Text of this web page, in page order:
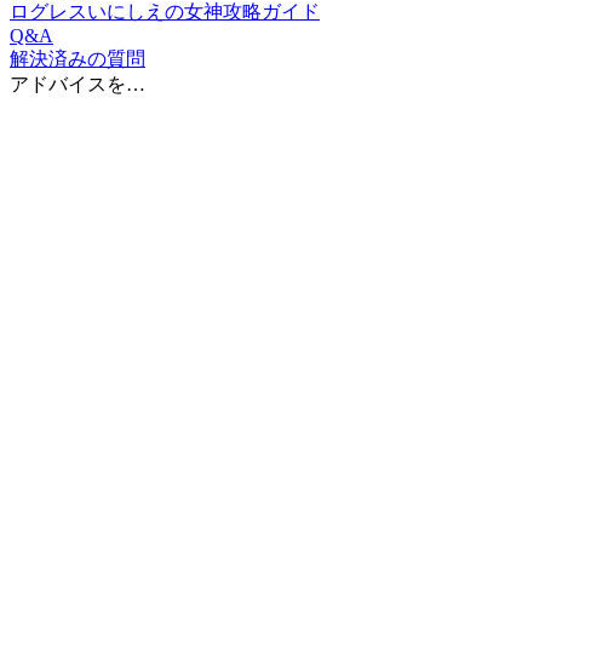
ログレスいにしえの女神攻略ガイド
Q&A
解決済みの質問
アドバイスを…